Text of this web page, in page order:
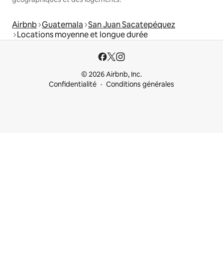
Airbnb Guatemala San Juan Sacatepéquez
Locations moyenne et longue durée
© 2026 Airbnb, Inc.
Confidentialité
Conditions générales